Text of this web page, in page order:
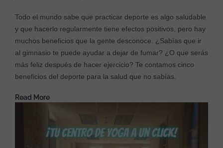
Todo el mundo sabe que practicar deporte es algo saludable
y que hacerlo regularmente tiene efectos positivos, pero hay
muchos beneficios que la gente desconoce. ¿Sabías que ir
al gimnasio te puede ayudar a dejar de fumar? ¿O que serás
más feliz después de hacer ejercicio? Te contamos cinco
beneficios del deporte para la salud que no sabías.
Read More